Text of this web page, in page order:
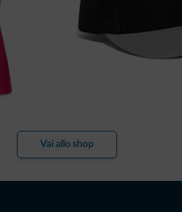
Vai allo shop